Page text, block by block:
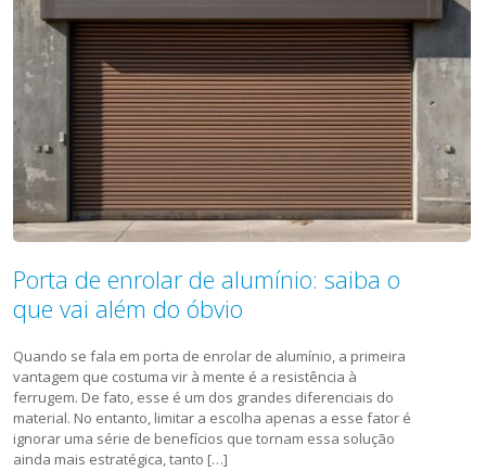
Porta de enrolar de alumínio: saiba o
que vai além do óbvio
Quando se fala em porta de enrolar de alumínio, a primeira
vantagem que costuma vir à mente é a resistência à
ferrugem. De fato, esse é um dos grandes diferenciais do
material. No entanto, limitar a escolha apenas a esse fator é
ignorar uma série de benefícios que tornam essa solução
ainda mais estratégica, tanto […]